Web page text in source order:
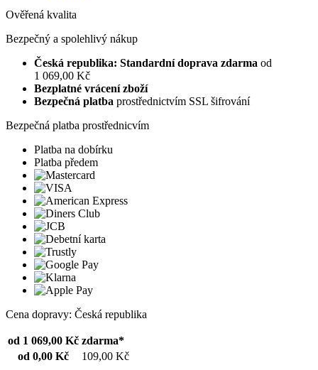
Ověřená kvalita
Bezpečný a spolehlivý nákup
Česká republika: Standardní doprava zdarma od
1 069,00 Kč
Bezplatné vrácení zboží
Bezpečná platba prostřednictvím SSL šifrování
Bezpečná platba prostřednicvím
Platba na dobírku
Platba předem
Cena dopravy: Česká republika
od 1 069,00 Kč zdarma*
od 0,00 Kč
109,00 Kč